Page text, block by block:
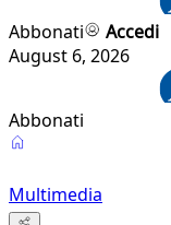
Abbonati
Accedi
August 6, 2026
Abbonati
Multimedia